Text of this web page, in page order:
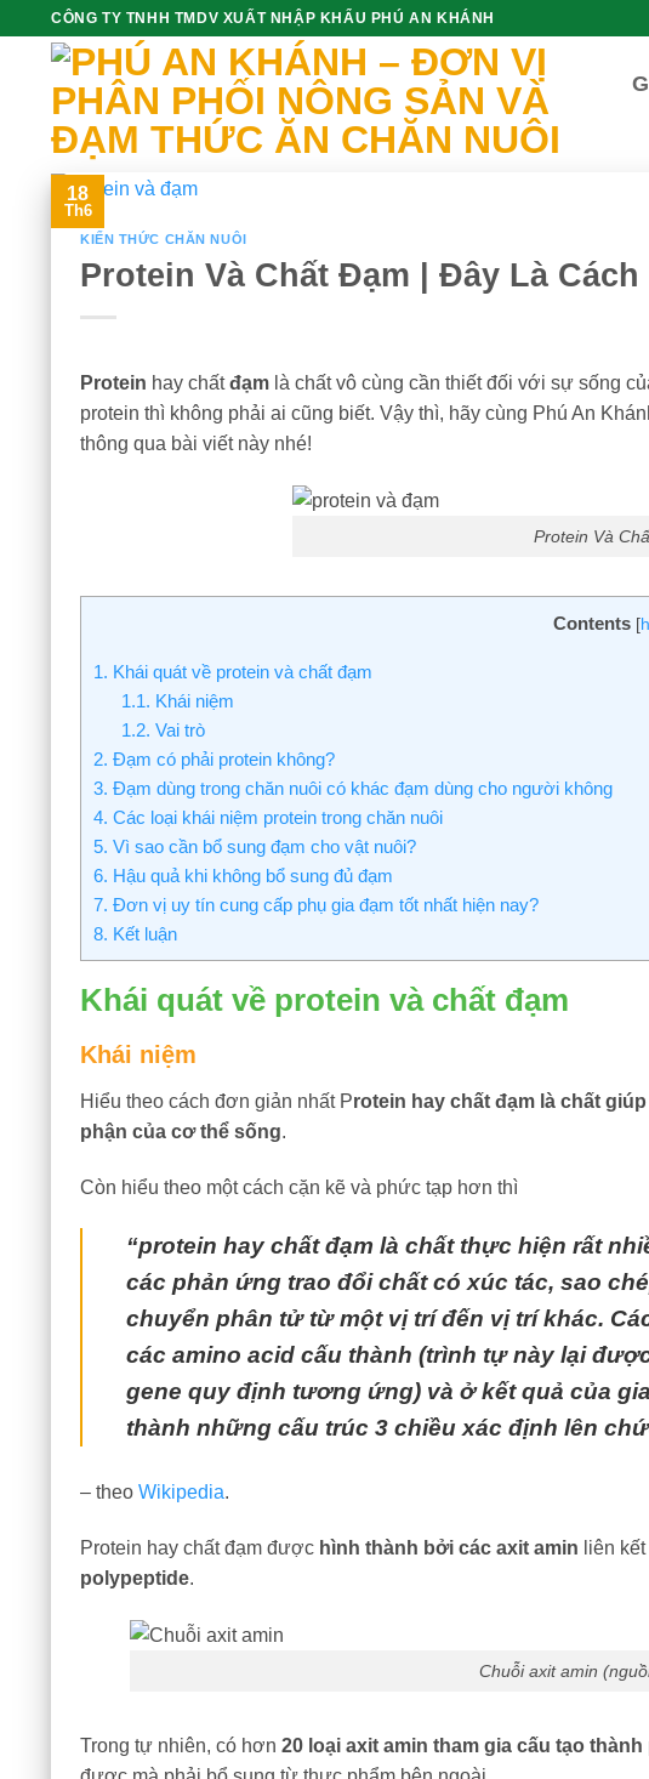
CÔNG TY TNHH TMDV XUẤT NHẬP KHẨU PHÚ AN KHÁNH
18
Th6
KIẾN THỨC CHĂN NUÔI
Protein Và Chất Đạm | Đây Là
Protein hay chấtđạm là chất vô cùng cần thiết đối với sự sống
protein thì không phải ai cũng biết. Vậy thì, hãy cùng Phú An
thông qua bài viết này nhé!
Protein Và
Contents [
1. Khái quát về protein và chất đạm
1.1. Khái niệm
1.2. Vai trò
2. Đạm có phải protein không?
3. Đạm dùng trong chăn nuôi có khác đạm dùng cho người không
4. Các loại khái niệm protein trong chăn nuôi
5. Vì sao cần bổ sung đạm cho vật nuôi?
6. Hậu quả khi không bổ sung đủ đạm
7. Đơn vị uy tín cung cấp phụ gia đạm tốt nhất hiện nay?
8. Kết luận
Khái quát về protein và chất đạm
Khái niệm
Hiểu theo cách đơn giản nhất Protein hay chất đạm là chất
phận của cơ thể sống.
Còn hiểu theo một cách cặn kẽ và phức tạp hơn thì
“protein hay chất đạm là chất thực hiện rất
các phản ứng trao đổi chất có xúc tác, sao
chuyển phân tử từ một vị trí đến vị trí khác.
các amino acid cấu thành (trình tự này lại
gene quy định tương ứng) và ở kết quả của
thành những cấu trúc 3 chiều xác định lên
– theo Wikipedia.
Protein hay chất đạm được hình thành bởi các axit amin liên
polypeptide.
Chuỗi axit amin
Trong tự nhiên, có hơn 20 loại axit amin tham gia cấu tạo thành